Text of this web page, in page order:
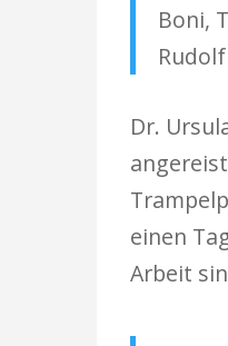
Boni,
Dr.
einen
Arbeit